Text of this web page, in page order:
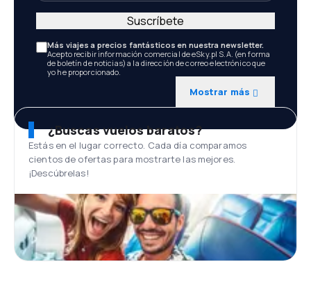
Más viajes a precios fantásticos en nuestra newsletter.
Acepto recibir información comercial de eSky.pl S.A. (en forma
de boletín de noticias) a la dirección de correo electrónico que
yo he proporcionado.
Mostrar más
Suscríbete
¿Buscas vuelos baratos?
Estás en el lugar correcto. Cada día comparamos
cientos de ofertas para mostrarte las mejores.
¡Descúbrelas!